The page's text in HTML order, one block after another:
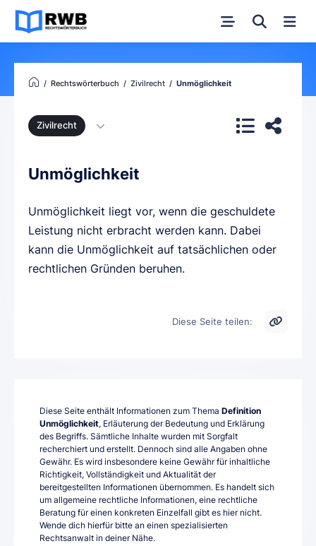
Rechtswörterbuch Zivilrecht Unmöglichkeit
Zivilrecht
Unmöglichkeit
Unmöglichkeit liegt vor, wenn die geschuldete
Leistung nicht erbracht werden kann. Dabei
kann die Unmöglichkeit auf tatsächlichen oder
rechtlichen Gründen beruhen.
Diese Seite teilen:
Diese Seite enthält Informationen zum Thema Definition
Unmöglichkeit, Erläuterung der Bedeutung und Erklärung
des Begriffs. Sämtliche Inhalte wurden mit Sorgfalt
recherchiert und erstellt. Dennoch sind alle Angaben ohne
Gewähr. Es wird insbesondere keine Gewähr für inhaltliche
Richtigkeit, Vollständigkeit und Aktualität der
bereitgestellten Informationen übernommen. Es handelt sich
um allgemeine rechtliche Informationen, eine rechtliche
Beratung für einen konkreten Einzelfall gibt es hier nicht.
Wende dich hierfür bitte an einen spezialisierten
Rechtsanwalt in deiner Nähe.